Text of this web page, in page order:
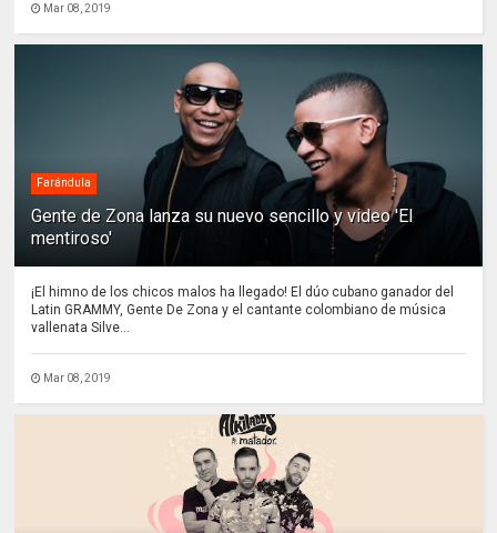
Mar 08, 2019
Farándula
Gente de Zona lanza su nuevo sencillo y video 'El
mentiroso'
¡El himno de los chicos malos ha llegado! El dúo cubano ganador del
Latin GRAMMY, Gente De Zona y el cantante colombiano de música
vallenata Silve...
Mar 08, 2019